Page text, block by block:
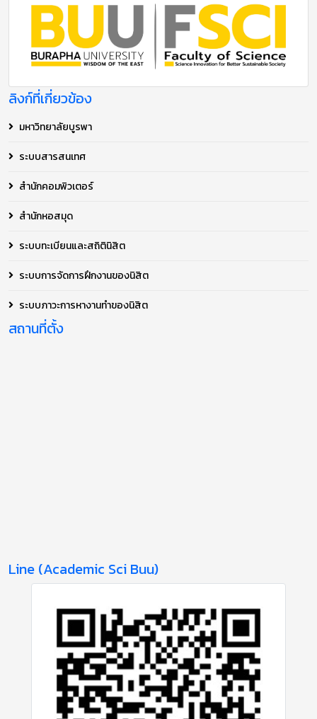
ลิงก์ที่เกี่ยวข้อง
มหาวิทยาลัยบูรพา
ระบบสารสนเทศ
สำนักคอมพิวเตอร์
สำนักหอสมุด
ระบบทะเบียนและสถิตินิสิต
ระบบการจัดการฝึกงานของนิสิต
ระบบภาวะการหางานทำของนิสิต
สถานที่ตั้ง
Line (Academic Sci Buu)